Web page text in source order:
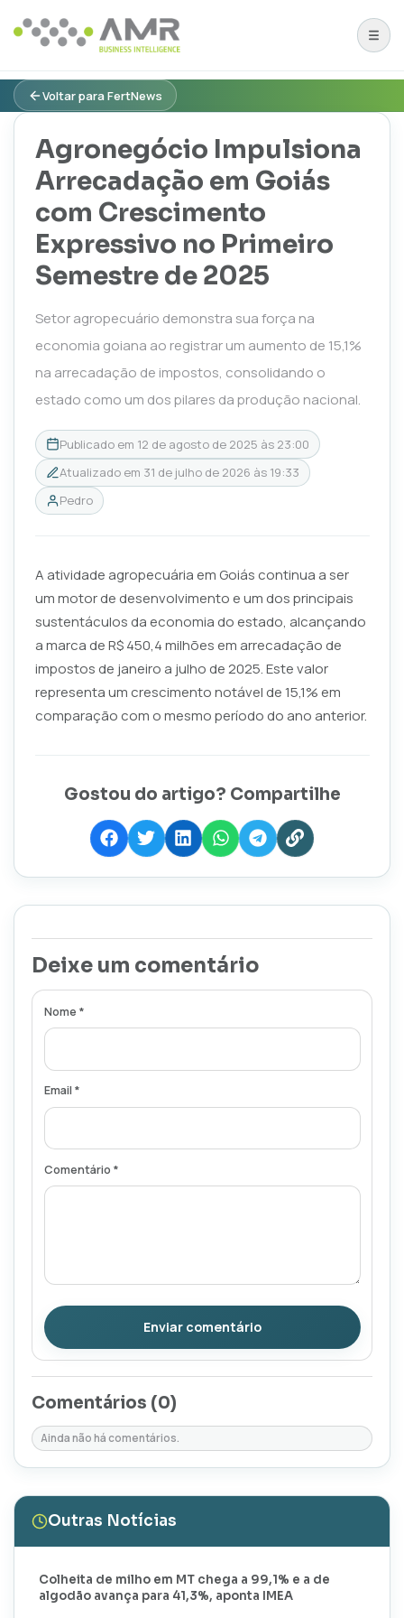
Voltar para FertNews
Agronegócio Impulsiona
Arrecadação em Goiás
com Crescimento
Expressivo no Primeiro
Semestre de 2025
Setor agropecuário demonstra sua força na
economia goiana ao registrar um aumento de 15,1%
na arrecadação de impostos, consolidando o
estado como um dos pilares da produção nacional.
Publicado em 12 de agosto de 2025 às 23:00
Atualizado em 31 de julho de 2026 às 19:33
Pedro
A atividade agropecuária em Goiás continua a ser
um motor de desenvolvimento e um dos principais
sustentáculos da economia do estado, alcançando
a marca de R$ 450,4 milhões em arrecadação de
impostos de janeiro a julho de 2025. Este valor
representa um crescimento notável de 15,1% em
comparação com o mesmo período do ano anterior.
Gostou do artigo? Compartilhe
Deixe um comentário
Nome *
Email *
Comentário *
Enviar comentário
Comentários (0)
Ainda não há comentários.
Outras Notícias
Colheita de milho em MT chega a 99,1% e a de
algodão avança para 41,3%, aponta IMEA